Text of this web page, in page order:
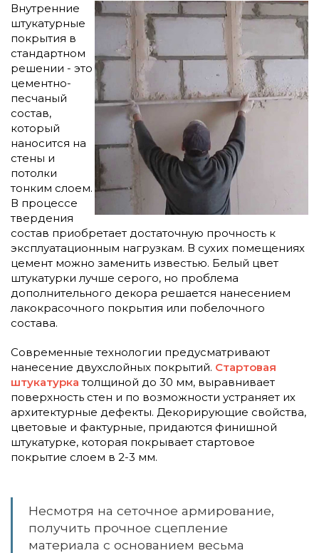
Внутренние
штукатурные
покрытия в
стандартном
решении - это
цементно-
песчаный
состав,
который
наносится на
стены и
потолки
тонким слоем.
В процессе
твердения
состав приобретает достаточную прочность к
эксплуатационным нагрузкам. В сухих помещениях
цемент можно заменить известью. Белый цвет
штукатурки лучше серого, но проблема
дополнительного декора решается нанесением
лакокрасочного покрытия или побелочного
состава.
Современные технологии предусматривают
нанесение двухслойных покрытий. Стартовая
штукатурка толщиной до 30 мм, выравнивает
поверхность стен и по возможности устраняет их
архитектурные дефекты. Декорирующие свойства,
цветовые и фактурные, придаются финишной
штукатурке, которая покрывает стартовое
покрытие слоем в 2-3 мм.
Несмотря на сеточное армирование,
получить прочное сцепление
материала с основанием весьма